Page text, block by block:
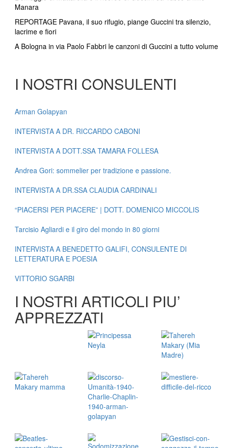
Manara
REPORTAGE Pavana, il suo rifugio, piange Guccini tra silenzio,
lacrime e fiori
A Bologna in via Paolo Fabbri le canzoni di Guccini a tutto volume
I NOSTRI CONSULENTI
Arman Golapyan
INTERVISTA A DR. RICCARDO CABONI
INTERVISTA A DOTT.SSA TAMARA FOLLESA
Andrea Gori: sommelier per tradizione e passione.
INTERVISTA A DR.SSA CLAUDIA CARDINALI
“PIACERSI PER PIACERE” | DOTT. DOMENICO MICCOLIS
Tarcisio Agliardi e il giro del mondo in 80 giorni
INTERVISTA A BENEDETTO GALIFI, CONSULENTE DI
LETTERATURA E POESIA
VITTORIO SGARBI
I NOSTRI ARTICOLI PIU’
APPREZZATI